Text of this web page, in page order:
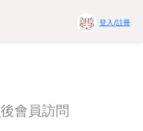
登入/註冊
後會員訪問